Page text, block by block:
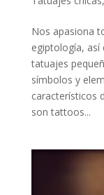
Nos apasiona
egiptología, así
tatuajes
símbolos y
característicos
son tattoos...